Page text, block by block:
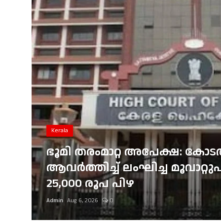
Gulf News
Loksabha Election 2024
Technology
Jobs Mall
Automotive
Shop Online
Education
Business
Kerala
ഭൂമി തരംമാറ്റ അപേക്ഷ:
ആവർത്തിച്ച് ലംഘിച്ച
25,000 രൂപ പിഴ
Admin Aug 6, 2026 0